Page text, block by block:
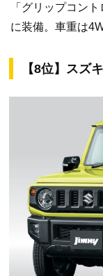
「グリップコン
に装備。車重は
【8位】スズ